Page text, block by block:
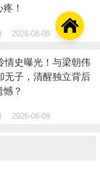
！
2026-08-09
情史曝光！与梁朝伟
无子，清醒独立背后
？
2026-08-09
